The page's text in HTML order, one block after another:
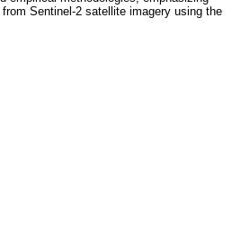
Sentinel-2 satellite imagery using the